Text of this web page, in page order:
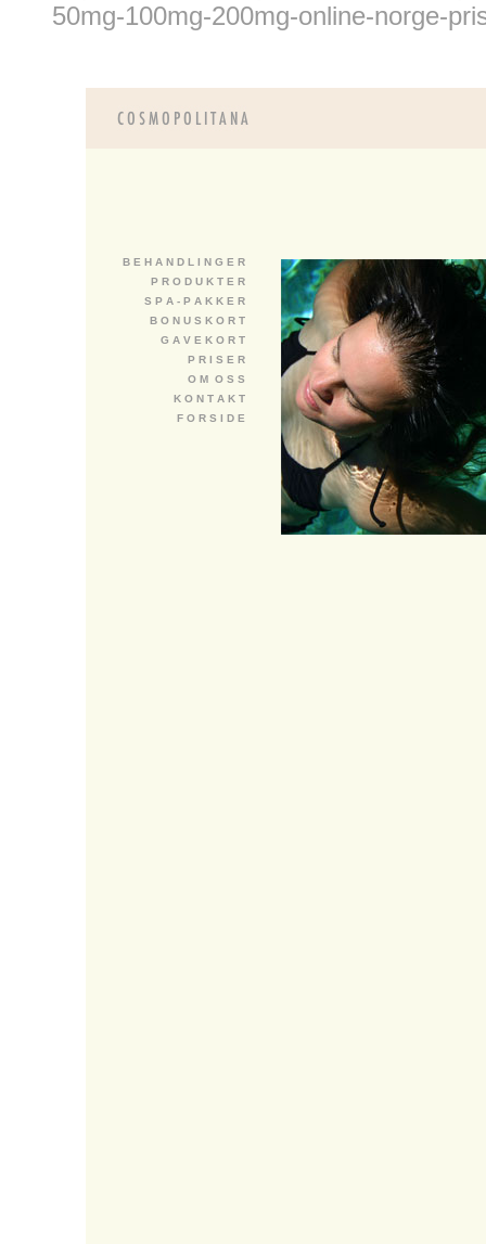
50mg-100mg-200mg-online-norge-
B E H A N D L I N G E R
P R O D U K T E R
S P A - P A K K E R
B O N U S K O R T
G A V E K O R T
P R I S E R
O M O S S
K O N T A K T
F O R S I D E